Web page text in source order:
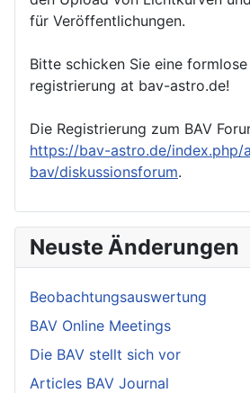
für Veröffentlichungen.
Bitte schicken Sie eine
registrierung at bav-astro.de!
Die Registrierung zum BAV
https://bav-astro.de/index.php/
bav/diskussionsforum.
Neuste Änderungen
Beobachtungsauswertung
BAV Online Meetings
Die BAV stellt sich vor
Articles BAV Journal